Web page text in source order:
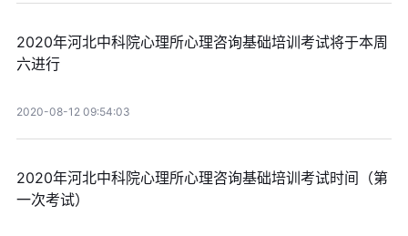
2020年河北中科院心理所心理咨询基础培训考试将于本周
六进行
2020-08-12 09:54:03
2020年河北中科院心理所心理咨询基础培训考试时间（第
一次考试）